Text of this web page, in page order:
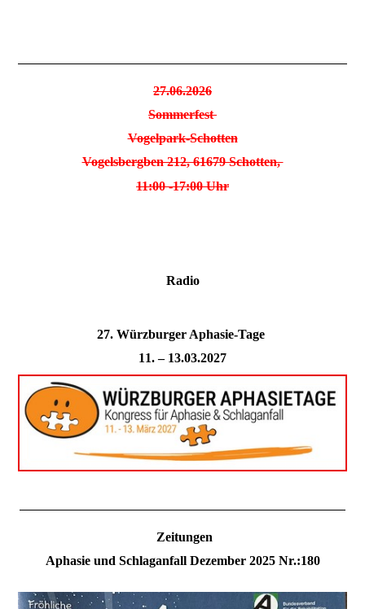
27.06.2026
Sommerfest
Vogelpark-Schotten
Vogelsbergben 212, 61679 Schotten,
11:00 -17:00 Uhr
Radio
27. Würzburger Aphasie-Tage
11. – 13.03.2027
Zeitungen
Aphasie und Schlaganfall Dezember 2025 Nr.:180